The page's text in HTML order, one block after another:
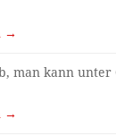
→
man kann unter
→